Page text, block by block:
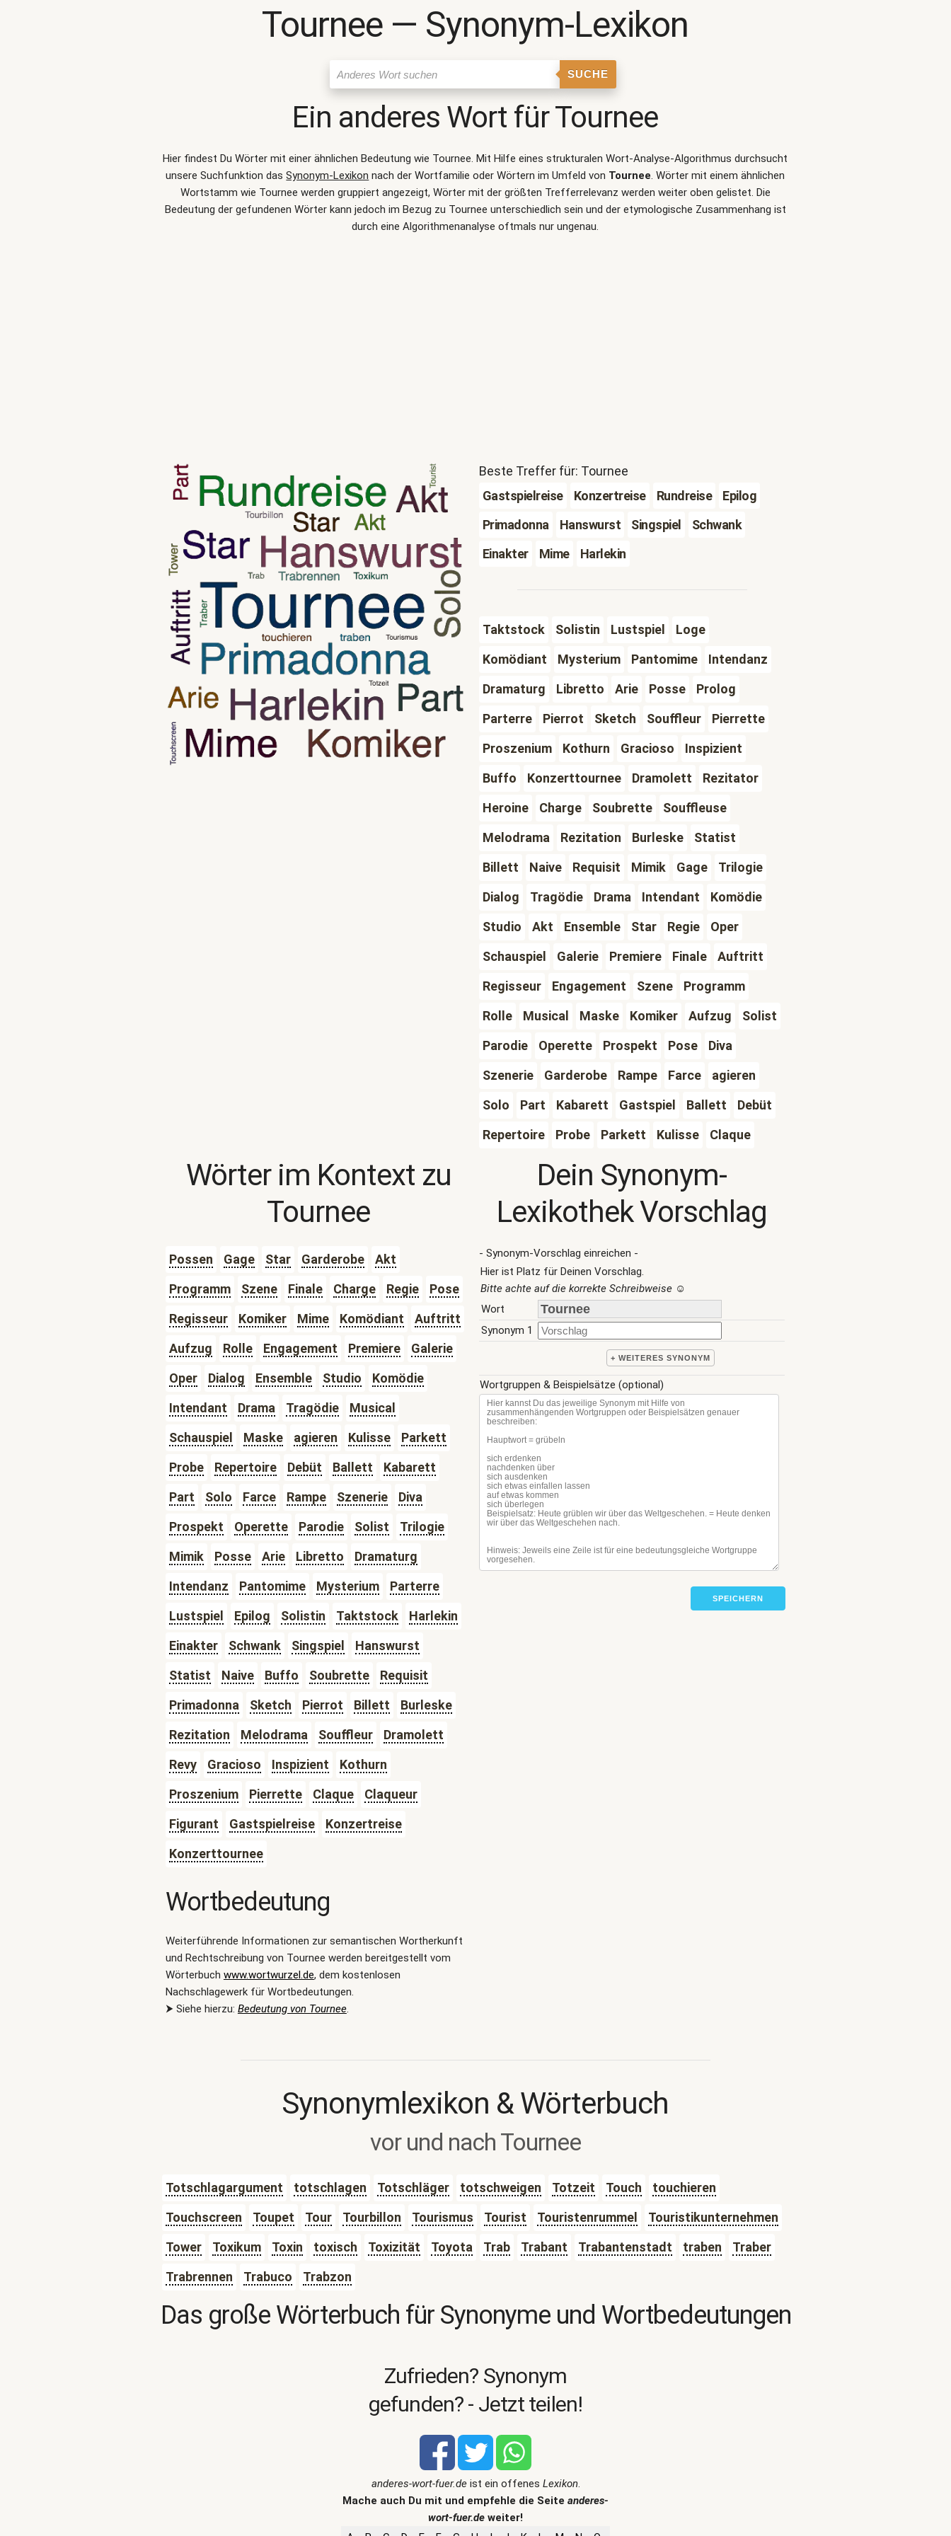
Tournee ― Synonym-Lexikon
SUCHE
Ein anderes Wort fürTournee
Hier findest Du Wörter mit einer ähnlichen Bedeutung wie Tournee. Mit Hilfe eines strukturalen Wort-Analyse-Algorithmus durchsucht
unsere Suchfunktion dasSynonym-Lexikon nach der Wortfamilie oder Wörtern im Umfeld von Tournee. Wörter mit einem ähnlichen
Wortstamm wie Tournee werden gruppiert angezeigt, Wörter mit der größten Trefferrelevanz werden weiter oben gelistet. Die
Bedeutung der gefundenen Wörter kann jedoch im Bezug zu Tournee unterschiedlich sein und der etymologische Zusammenhang ist
durch eine Algorithmenanalyse oftmals nur ungenau.
Beste Treffer für: Tournee
Gastspielreise
Konzertreise Rundreise
Epilog
Primadonna
Hanswurst Singspiel
Schwank
Einakter
Mime Harlekin
Taktstock Solistin Lustspiel
Loge
Komödiant
Mysterium Pantomime
Intendanz
Dramaturg
Libretto Arie Posse
Prolog
Parterre
Pierrot Sketch Souffleur
Pierrette
Proszenium
Kothurn Gracioso
Inspizient
Buffo
Konzerttournee Dramolett
Rezitator
Heroine
Charge Soubrette
Souffleuse
Melodrama
Rezitation Burleske
Statist
Billett
Naive Requisit Mimik Gage
Trilogie
Dialog
Tragödie Drama Intendant
Komödie
Studio
Akt Ensemble Star Regie
Oper
Schauspiel
Galerie Premiere Finale
Auftritt
Regisseur
Engagement Szene
Programm
Rolle
Musical Maske Komiker Aufzug
Solist
Parodie
Operette Prospekt Pose
Diva
Szenerie
Garderobe Rampe Farce
agieren
Solo
Part Kabarett Gastspiel Ballett
Debüt
Repertoire
Probe Parkett Kulisse Claque
Wörter im Kontext zu
Tournee
Possen Gage Star Garderobe
Akt
Programm
Szene Finale Charge Regie
Pose
Regisseur
Komiker Mime Komödiant
Auftritt
Aufzug
Rolle Engagement Premiere
Galerie
Oper
Dialog Ensemble Studio
Komödie
Intendant
Drama Tragödie
Musical
Schauspiel
Maske agieren Kulisse
Parkett
Probe
Repertoire Debüt Ballett
Kabarett
Part
Solo Farce Rampe Szenerie
Diva
Prospekt
Operette Parodie Solist
Trilogie
Mimik
Posse Arie Libretto
Dramaturg
Intendanz
Pantomime Mysterium
Parterre
Lustspiel
Epilog Solistin Taktstock
Harlekin
Einakter
Schwank Singspiel
Hanswurst
Statist
Naive Buffo Soubrette
Requisit
Primadonna
Sketch Pierrot Billett
Burleske
Rezitation
Melodrama Souffleur
Dramolett
Revy
Gracioso Inspizient
Kothurn
Proszenium
Pierrette Claque
Claqueur
Figurant
Gastspielreise
Konzertreise
Konzerttournee
Wortbedeutung
Weiterführende Informationen zur semantischen Wortherkunft
und Rechtschreibung von Tournee werden bereitgestellt vom
Wörterbuch www.wortwurzel.de, dem kostenlosen
Nachschlagewerk für Wortbedeutungen.
⮞ Siehe hierzu: Bedeutung von Tournee.
Dein Synonym-
Lexikothek Vorschlag
- Synonym-Vorschlag einreichen -
Hier ist Platz für Deinen Vorschlag.
Bitte achte auf die korrekte Schreibweise☺
Wort
Synonym 1
+ WEITERES SYNONYM
Wortgruppen & Beispielsätze (optional)
SPEICHERN
Synonymlexikon & Wörterbuch
vor und nach Tournee
Totschlagargument totschlagen Totschläger totschweigen Totzeit Touch
touchieren
Touchscreen
Toupet Tour Tourbillon Tourismus Tourist Touristenrummel
Touristikunternehmen
Tower
Toxikum Toxin toxisch Toxizität Toyota Trab Trabant Trabantenstadt traben
Traber
Trabrennen
Trabuco Trabzon
Das große Wörterbuch für Synonyme und Wortbedeutungen
Zufrieden? Synonym
gefunden? - Jetzt teilen!
anderes-wort-fuer.deist ein offenes Lexikon.
Mache auch Du mit und empfehle die Seite anderes-
wort-fuer.de weiter!